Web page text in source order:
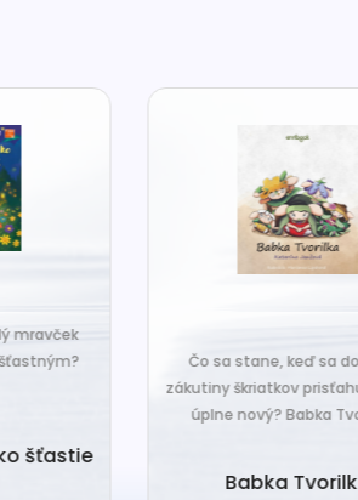
Čo sa stane, keď sa do tichej
zákutiny škriatkov prisťahuje niekto
úplne nový? Babka Tvorilka...
Babka Tvorilka